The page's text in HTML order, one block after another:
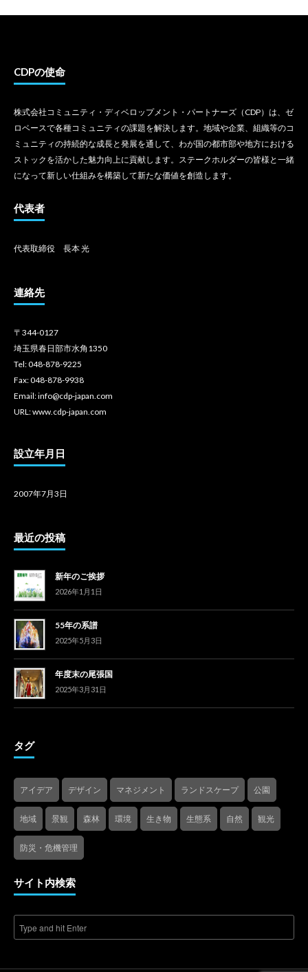
CDPの使命
株式会社コミュニティ・ディベロップメント・パートナーズ（CDP）は、ゼ
ロベースで各種コミュニティの課題を解決します。地域や企業、組織等のコ
ミュニティの持続的な成長と発展を通して、わが国の都市部や地方における
ストックを活かした魅力向上に貢献します。ステークホルダーの皆様と一緒
になって新しい仕組みを構築して新たな価値を創造します。
代表者
代表取締役 長本 光
連絡先
〒344-0127
埼玉県春日部市水角1350
Tel: 048-878-9225
Fax: 048-878-9938
Email: info@cdp-japan.com
URL: www.cdp-japan.com
設立年月日
2007年7月3日
最近の投稿
新年のご挨拶
2026年1月1日
55年の系譜
2025年5月3日
年度末の尾張国
2025年3月31日
タグ
アイデア デザイン マネジメント ランドスケープ 公園
地域 景観 森林 環境 生き物 生態系 自然 観光
防災・危機管理
サイト内検索